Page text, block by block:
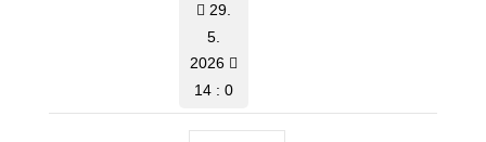
29.
5.
2026
14 : 0